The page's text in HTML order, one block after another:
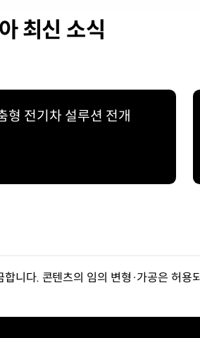
최신 소식
형 전기차 설루션 전개
니다. 콘텐츠의 임의 변형·가공은 허